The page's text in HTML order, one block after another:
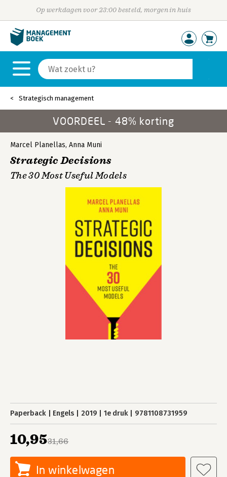
Op werkdagen voor 23:00 besteld, morgen in huis
Strategisch management
VOORDEEL - 48% korting
Marcel Planellas, Anna Muni
Strategic Decisions
The 30 Most Useful Models
Paperback Engels 2019 1e druk 9781108731959
31,66
10,95
In winkelwagen